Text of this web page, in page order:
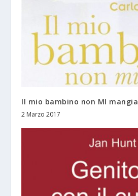
Il mio bambino non MI mangia
2 Marzo 2017